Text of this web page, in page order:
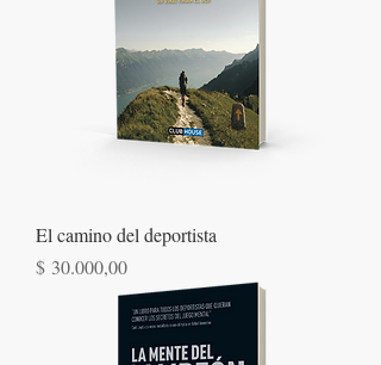
El camino del deportista
Precio
$ 30.000,00